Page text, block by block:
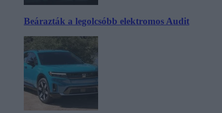
Beárazták a legolcsóbb elektromos Audit